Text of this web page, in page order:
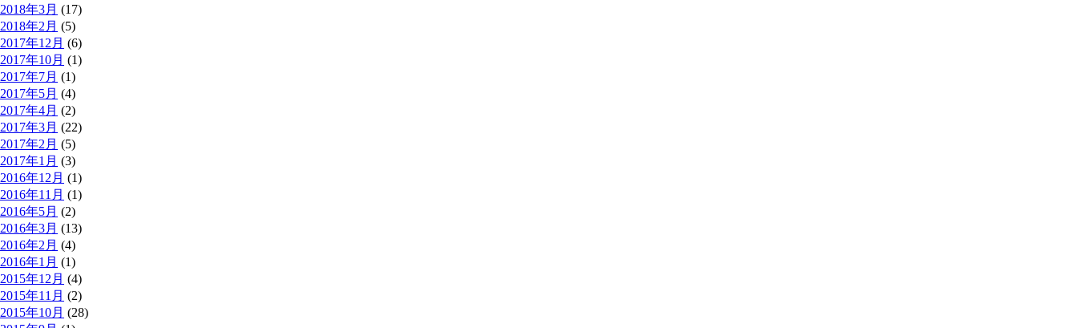
2018年3月 (17)
2018年2月 (5)
2017年12月 (6)
2017年10月 (1)
2017年7月 (1)
2017年5月 (4)
2017年4月 (2)
2017年3月 (22)
2017年2月 (5)
2017年1月 (3)
2016年12月 (1)
2016年11月 (1)
2016年5月 (2)
2016年3月 (13)
2016年2月 (4)
2016年1月 (1)
2015年12月 (4)
2015年11月 (2)
2015年10月 (28)